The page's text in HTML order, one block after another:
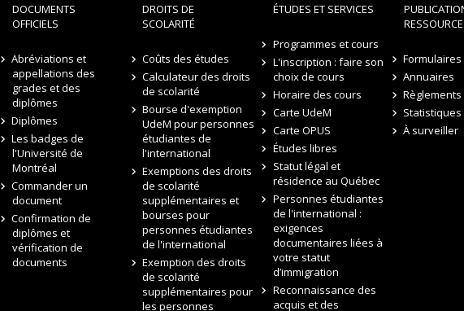
DOCUMENTS
OFFICIELS
Abréviations et
appellations des
grades et des
diplômes
Diplômes
Les badges de
l'Université de
Montréal
Commander un
document
Confirmation de
diplômes et
vérification de
documents
DROITS DE
SCOLARITÉ
Coûts des études
Calculateur des droits
de scolarité
Bourse d'exemption
UdeM pour personnes
étudiantes de
l'international
Exemptions des droits
de scolarité
supplémentaires et
bourses pour
personnes étudiantes
de l'international
Exemption des droits
de scolarité
supplémentaires pour
les personnes
ÉTUDES ET SERVICES
Programmes et cours
L'inscription : faire son
choix de cours
Horaire des cours
Carte UdeM
Carte OPUS
Études libres
Statut légal et
résidence au Québec
Personnes étudiantes
de l'international :
exigences
documentaires liées à
votre statut
d’immigration
Reconnaissance des
acquis et des
Formulaires
Annuaires
Règlements
À surveiller